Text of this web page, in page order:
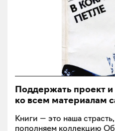
Поддержать проект и
ко всем материалам
Книги — это наша
пополняем коллекцию